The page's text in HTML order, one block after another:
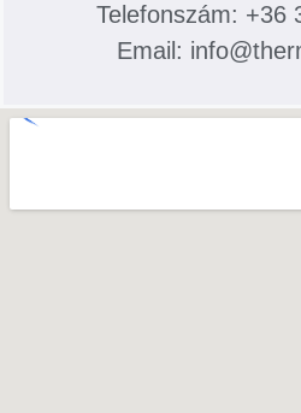
Telefonszám: +36
Email: